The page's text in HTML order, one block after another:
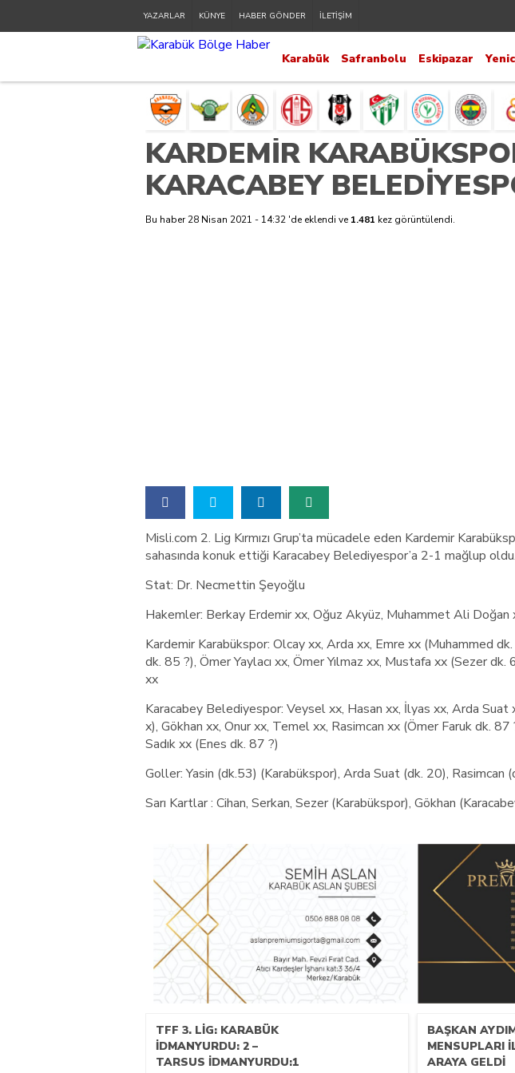
YAZARLAR KÜNYE HABER GÖNDER İLETİŞİM
Karabük Safranbolu Eskipazar
KARDEMİR
KARACABEY
Bu haber 28 Nisan 2021 - 14:32 'de eklendi ve 1.481 kez görüntülendi.
Misli.com 2. Lig Kırmızı Grup’ta mücadele eden Kardemir
sahasında konuk ettiği Karacabey Belediyespor’a 2-1 mağlup oldu.
Stat: Dr. Necmettin Şeyoğlu
Hakemler: Berkay Erdemir xx, Oğuz Akyüz, Muhammet Ali Doğan
Kardemir Karabükspor: Olcay xx, Arda xx, Emre xx (Muhammed
dk. 85 ?), Ömer Yaylacı xx, Ömer Yılmaz xx, Mustafa xx (Sezer dk.
xx
Karacabey Belediyespor: Veysel xx, Hasan xx, İlyas xx, Arda Suat
x), Gökhan xx, Onur xx, Temel xx, Rasimcan xx (Ömer Faruk dk.
Sadık xx (Enes dk. 87 ?)
Goller: Yasin (dk.53) (Karabükspor), Arda Suat (dk. 20), Rasimcan
Sarı Kartlar : Cihan, Serkan, Sezer (Karabükspor), Gökhan
TFF 3. LİG: KARABÜK
İDMANYURDU: 2 –
TARSUS İDMANYURDU:1
BAŞKAN
MENSUPLARI
ARAYA GELDİ